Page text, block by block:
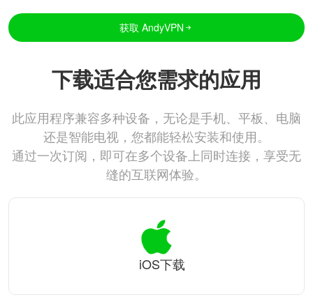
获取 AndyVPN
下载适合您需求的应用
此应用程序兼容多种设备，无论是手机、平板、电脑
还是智能电视，您都能轻松安装和使用。
通过一次订阅，即可在多个设备上同时连接，享受无
缝的互联网体验。
iOS下载